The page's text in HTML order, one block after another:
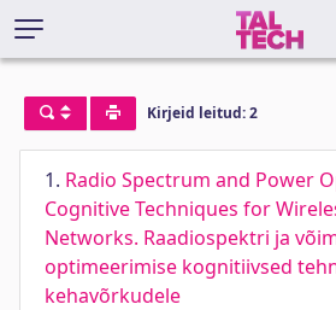
Kirjeid leitud: 2
1. Radio Spectrum and Power
Cognitive Techniques for
Networks. Raadiospektri ja
optimeerimise kognitiivsed
kehavõrkudele